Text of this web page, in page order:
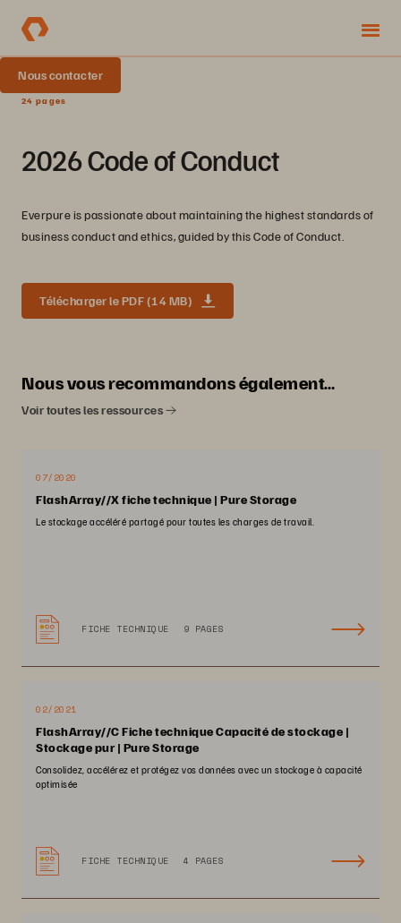
Nous contacter
24 pages
2026 Code of Conduct
Everpure is passionate about maintaining the highest standards of
business conduct and ethics, guided by this Code of Conduct.
Télécharger le PDF (14 MB)
Nous vous recommandons également…
Voir toutes les ressources
07/2020
FlashArray//X fiche technique | Pure Storage
Le stockage accéléré partagé pour toutes les charges de travail.
FICHE TECHNIQUE 9 PAGES
02/2021
FlashArray//C Fiche technique Capacité de stockage |
Stockage pur | Pure Storage
Consolidez, accélérez et protégez vos données avec un stockage à capacité
optimisée
FICHE TECHNIQUE 4 PAGES